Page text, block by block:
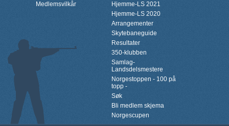
Medlemsvilkår
Hjemme-LS 2021
Hjemme-LS 2020
Arrangementer
Skytebaneguide
Resultater
350-klubben
Samlag-
Landsdelsmestere
Norgestoppen - 100 på
topp -
Søk
Bli medlem skjema
Norgescupen